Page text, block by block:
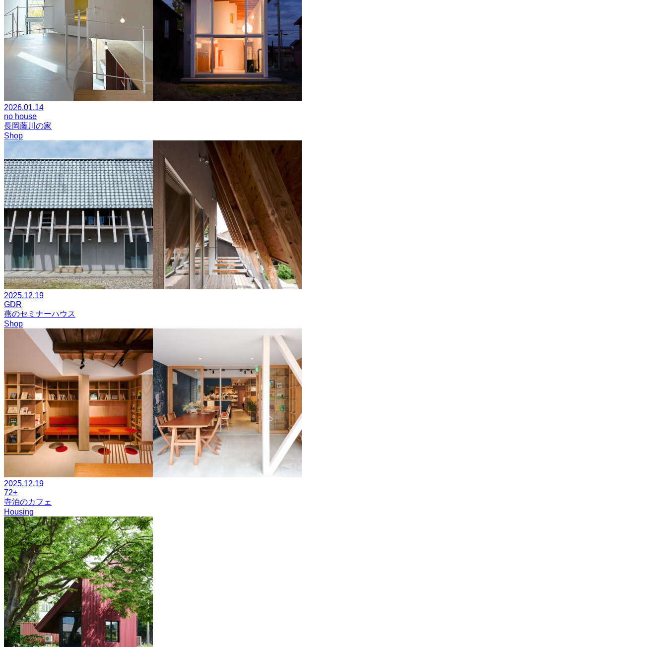
2026.01.14
no house
長岡藤川の家
Shop
2025.12.19
GDR
燕のセミナーハウス
Shop
2025.12.19
72+
寺泊のカフェ
Housing